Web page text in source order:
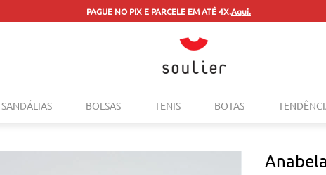
PAGUE NO PIX E PARCELE EM ATÉ 4X.Aqui.
SANDÁLIAS BOLSAS TENIS BOTAS
1º
tenis